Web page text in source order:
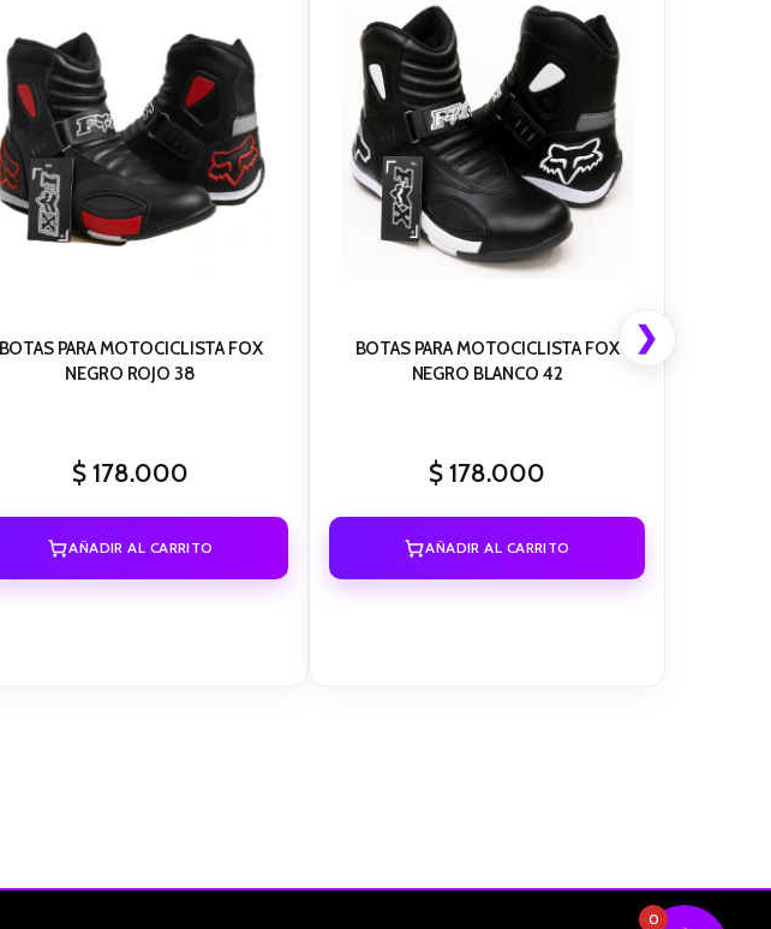
BOTAS PARA MOTOCICLISTA FOX
NEGRO ROJO 38
$ 178.000
AÑADIR AL CARRITO
BOTAS PARA MOTOCICLISTA FOX
NEGRO BLANCO 42
$ 178.000
AÑADIR AL CARRITO
❯
0